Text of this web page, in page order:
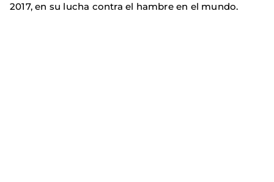
2017, en su lucha contra el hambre en el mundo.